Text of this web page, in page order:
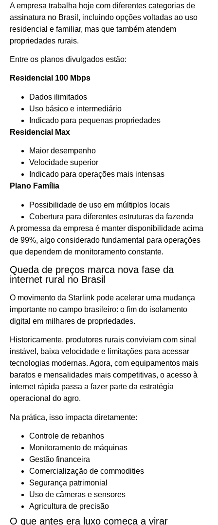
A empresa trabalha hoje com diferentes categorias de
assinatura no Brasil, incluindo opções voltadas ao uso
residencial e familiar, mas que também atendem
propriedades rurais.
Entre os planos divulgados estão:
Residencial 100 Mbps
Dados ilimitados
Uso básico e intermediário
Indicado para pequenas propriedades
Residencial Max
Maior desempenho
Velocidade superior
Indicado para operações mais intensas
Plano Família
Possibilidade de uso em múltiplos locais
Cobertura para diferentes estruturas da fazenda
A promessa da empresa é manter disponibilidade acima
de 99%, algo considerado fundamental para operações
que dependem de monitoramento constante.
Queda de preços marca nova fase da
internet rural no Brasil
O movimento da Starlink pode acelerar uma mudança
importante no campo brasileiro: o fim do isolamento
digital em milhares de propriedades.
Historicamente, produtores rurais conviviam com sinal
instável, baixa velocidade e limitações para acessar
tecnologias modernas. Agora, com equipamentos mais
baratos e mensalidades mais competitivas, o acesso à
internet rápida passa a fazer parte da estratégia
operacional do agro.
Na prática, isso impacta diretamente:
Controle de rebanhos
Monitoramento de máquinas
Gestão financeira
Comercialização de commodities
Segurança patrimonial
Uso de câmeras e sensores
Agricultura de precisão
O que antes era luxo começa a virar